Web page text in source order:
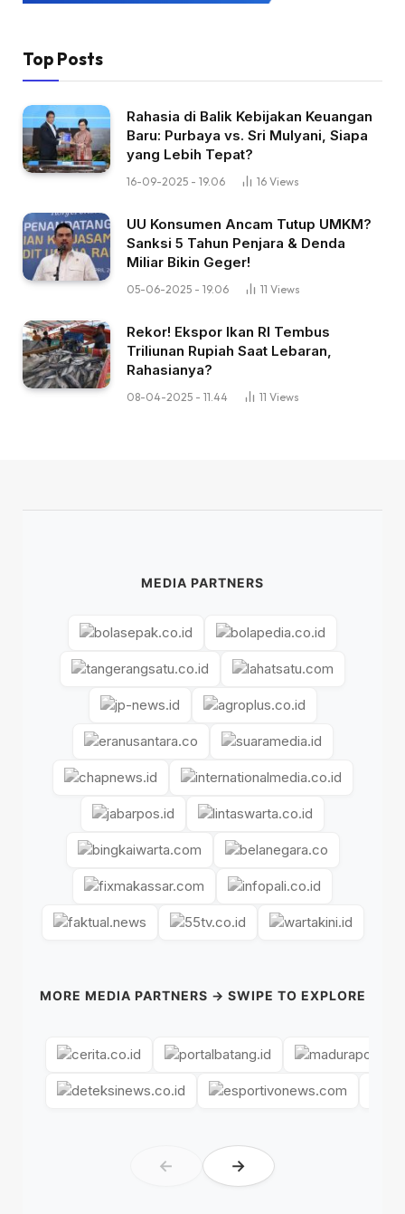
Top Posts
Rahasia di Balik Kebijakan Keuangan
Baru: Purbaya vs. Sri Mulyani, Siapa
yang Lebih Tepat?
16-09-2025 - 19.06 16 Views
UU Konsumen Ancam Tutup UMKM?
Sanksi 5 Tahun Penjara & Denda
Miliar Bikin Geger!
05-06-2025 - 19.06 11 Views
Rekor! Ekspor Ikan RI Tembus
Triliunan Rupiah Saat Lebaran,
Rahasianya?
08-04-2025 - 11.44 11 Views
MEDIA PARTNERS
MORE MEDIA PARTNERS → SWIPE TO EXPLORE
← →